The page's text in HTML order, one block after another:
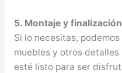
5. Montaje y finalización
Si lo necesitas,
muebles y otros
esté listo para ser